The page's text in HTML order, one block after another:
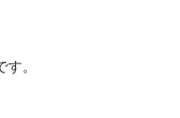
。